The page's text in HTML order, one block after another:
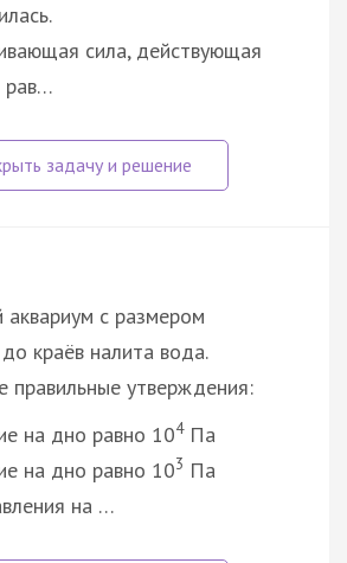
сила, действующая
рав…
аквариум с размером
краёв налита вода.
правильные утверждения:
на дно равно 104Па
на дно равно 103 Па
на …